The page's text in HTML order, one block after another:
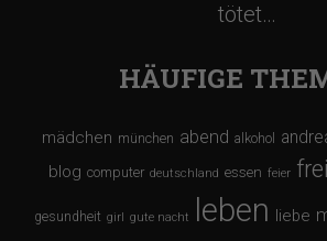
tötet…
HÄUFIGE
mädchen münchen abend alkohol
blog computer deutschland essen feier
gesundheit girl gute nacht leben liebe